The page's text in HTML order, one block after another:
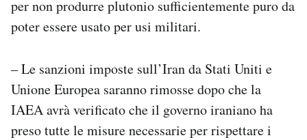
per non produrre plutonio sufficientemente puro da
poter essere usato per usi militari.
– Le sanzioni imposte sull’Iran da Stati Uniti e
Unione Europea saranno rimosse dopo che la
IAEA avrà verificato che il governo iraniano ha
preso tutte le misure necessarie per rispettare i